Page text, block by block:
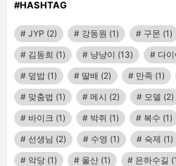
#HASHTAG
JYP (2) 강동원 (1) 구몬 (1)
김동희 (1) 냥냥이 (13) 다
덮밥 (1) 딸배 (2) 만족 (1)
맞춤법 (1) 메시 (2) 모델 (2)
바이크 (1) 박쥐 (1) 복수 (1)
선생님 (2) 수영 (1) 숙제 (1)
악당 (1) 울산 (1) 은하수길